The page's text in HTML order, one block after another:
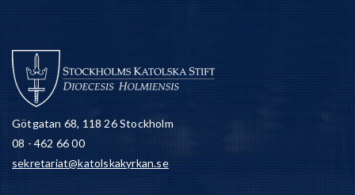
Götgatan 68, 118 26 Stockholm
08 - 462 66 00
sekretariat@katolskakyrkan.se